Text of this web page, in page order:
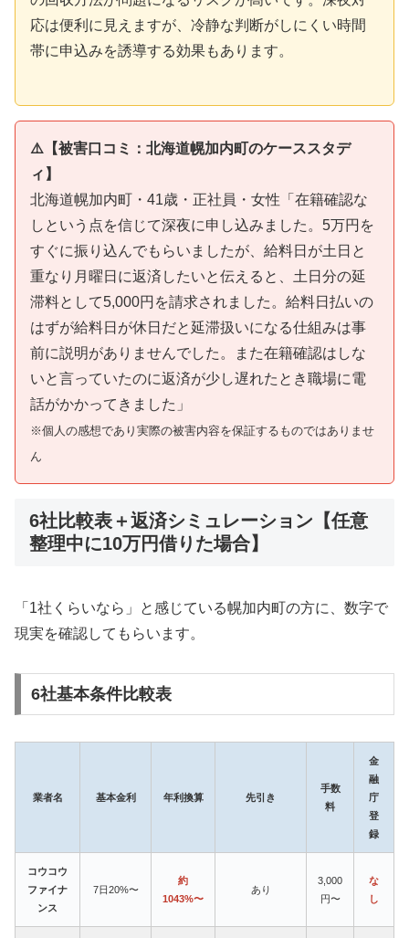
応は便利に見えますが、冷静な判断がしにくい時間
帯に申込みを誘導する効果もあります。
⚠️【被害口コミ：北海道幌加内町のケーススタデ
ィ】
北海道幌加内町・41歳・正社員・女性「在籍確認な
しという点を信じて深夜に申し込みました。5万円を
すぐに振り込んでもらいましたが、給料日が土日と
重なり月曜日に返済したいと伝えると、土日分の延
滞料として5,000円を請求されました。給料日払いの
はずが給料日が休日だと延滞扱いになる仕組みは事
前に説明がありませんでした。また在籍確認はしな
いと言っていたのに返済が少し遅れたとき職場に電
話がかかってきました」
※個人の感想であり実際の被害内容を保証するものではありませ
ん
6社比較表＋返済シミュレーション【任意
整理中に10万円借りた場合】
「1社くらいなら」と感じている幌加内町の方に、数字で
現実を確認してもらいます。
6社基本条件比較表
業者名 基本金利 年利換算 先引き
手数
料
金
融
庁
登
録
コウコウ
ファイナ
ンス
7日20%〜
約
1043%〜
あり
3,000
円〜
な
し